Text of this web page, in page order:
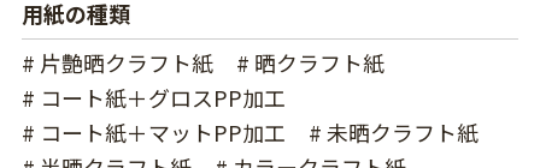
用紙の種類
# 片艶晒クラフト紙
# 晒クラフト紙
# コート紙＋グロスPP加工
# コート紙＋マットPP加工
# 未晒クラフト紙